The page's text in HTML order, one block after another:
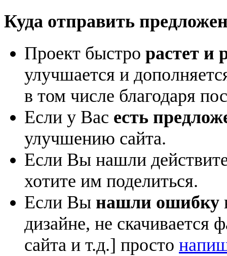
Куда отправить
Проект быстро растет и
улучшается и
в том числе благодаря
Если у Вас есть
улучшению сайта.
Если Вы нашли
хотите им поделиться.
Если Вы нашли ошибку
дизайне, не скачивается
сайта и т.д.] просто